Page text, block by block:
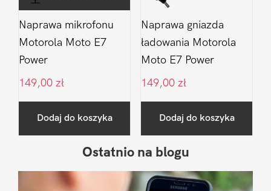
Naprawa mikrofonu
Motorola Moto E7
Power
149,00 zł
Dodaj do koszyka
Naprawa gniazda
ładowania Motorola
Moto E7 Power
149,00 zł
Dodaj do koszyka
Sidebar
Ostatnio na blogu